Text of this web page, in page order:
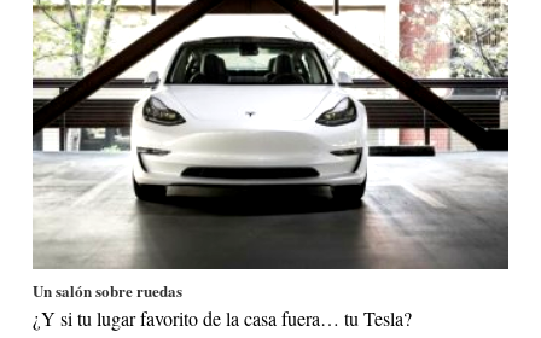
Un salón sobre ruedas
¿Y si tu lugar favorito de la casa fuera… tu Tesla?